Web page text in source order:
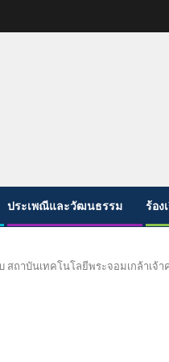
ประเพณีและวัฒนธรรม ร้อง
าบันเทคโนโลยีพระจอมเกล้าเ